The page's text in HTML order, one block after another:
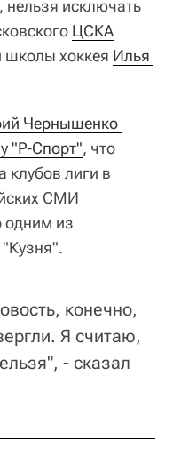
нельзя исключать
ЦСКА
школы хоккея Илья
Чернышенко
"Р-Спорт", что
клубов лиги в
СМИ
одним из
конечно,
Я считаю,
- сказал